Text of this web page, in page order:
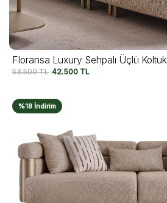
Floransa Luxury Sehpalı Üçlü Koltuk
53.500TL 42.500 TL
%18 İndirim